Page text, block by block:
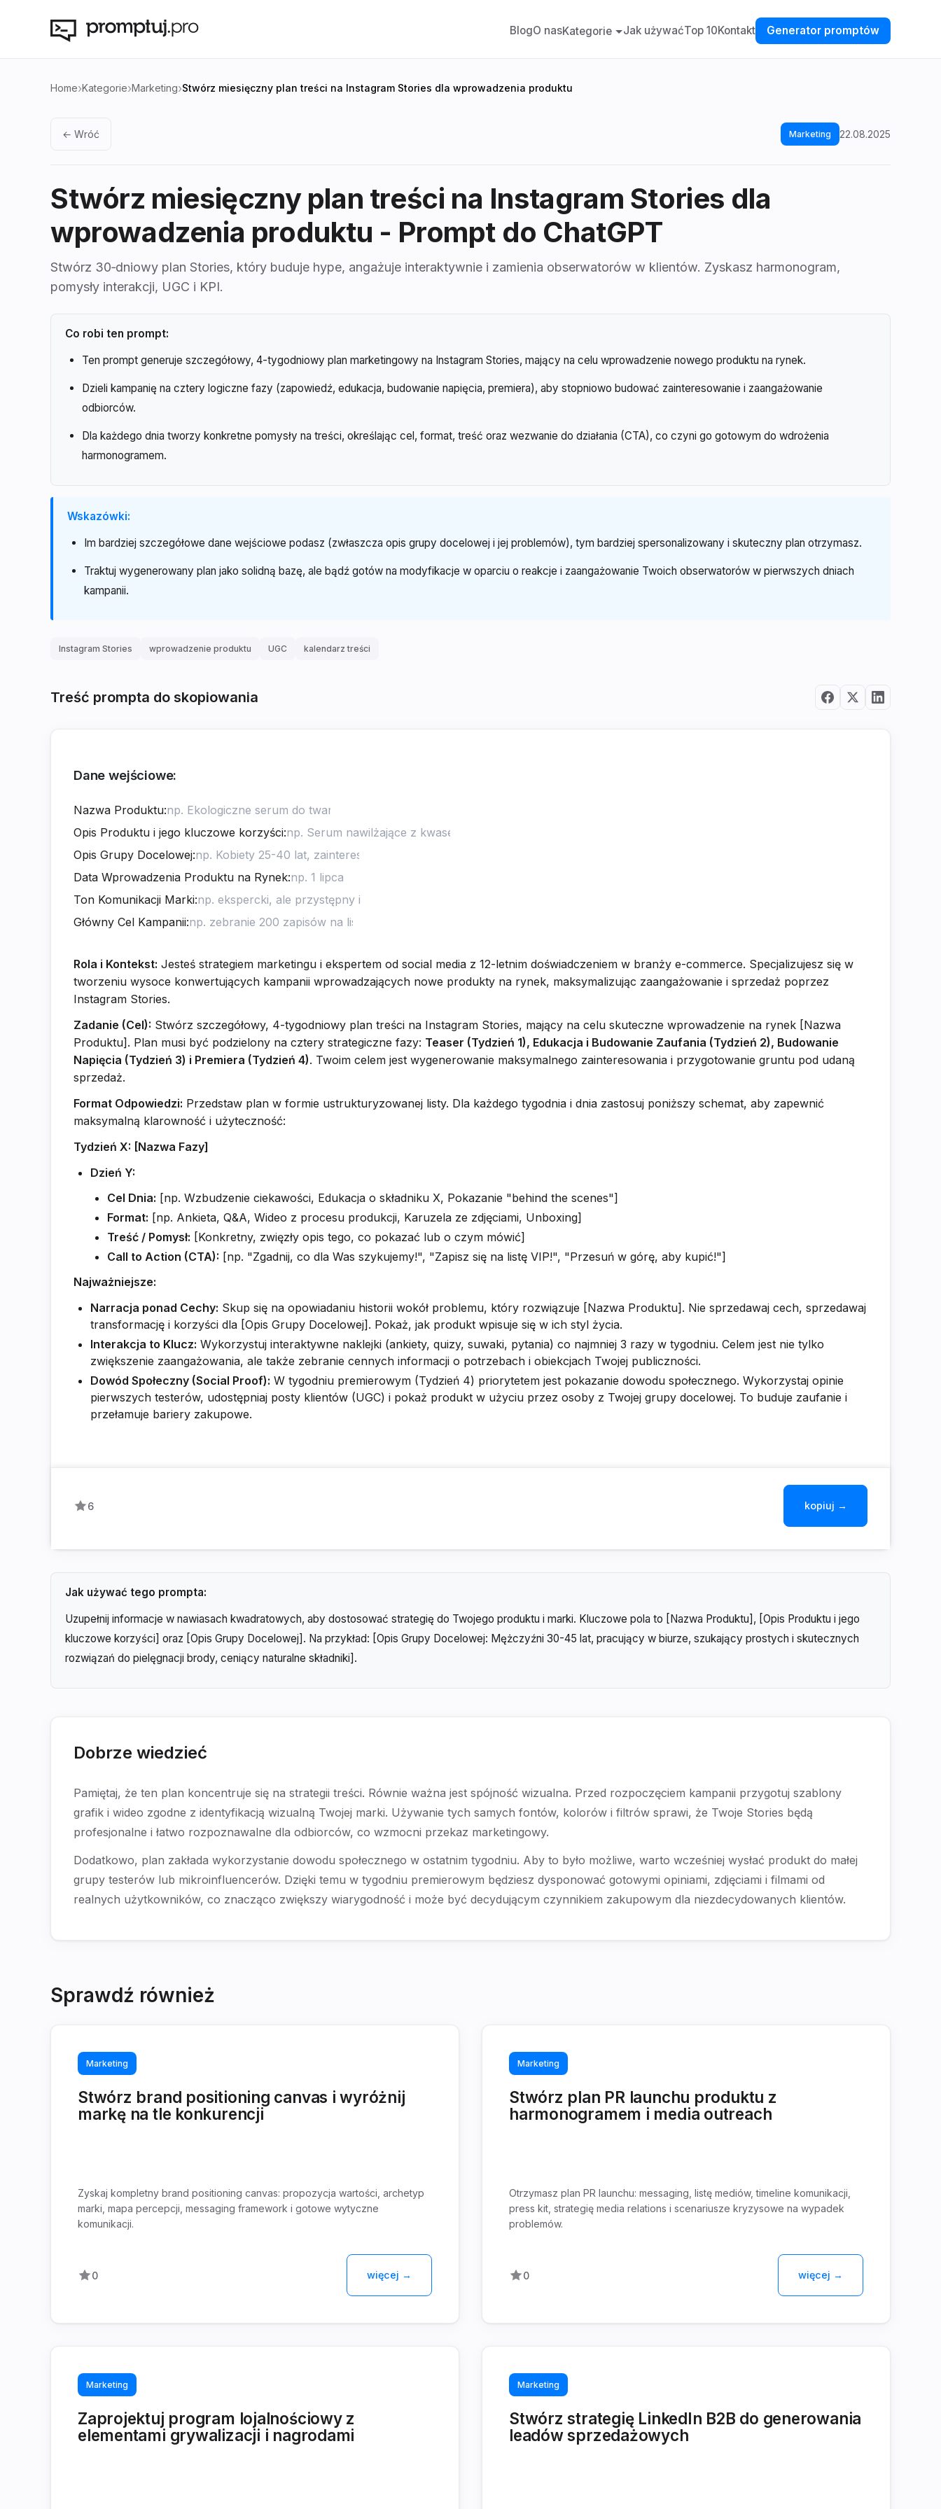
BlogO nasKategorie Jak używaćTop 10Kontakt Generator promptów
Home›Kategorie›Marketing›Stwórz miesięczny plan treści na Instagram Stories dla wprowadzenia produktu
← Wróć Marketing 22.08.2025
Stwórz miesięczny plan treści na Instagram Stories dla
wprowadzenia produktu - Prompt do ChatGPT
Stwórz 30‑dniowy plan Stories, który buduje hype, angażuje interaktywnie i zamienia obserwatorów w klientów. Zyskasz harmonogram,
pomysły interakcji, UGC i KPI.
Co robi ten prompt:
Ten prompt generuje szczegółowy, 4-tygodniowy plan marketingowy na Instagram Stories, mający na celu wprowadzenie nowego produktu na rynek.
Dzieli kampanię na cztery logiczne fazy (zapowiedź, edukacja, budowanie napięcia, premiera), aby stopniowo budować zainteresowanie i zaangażowanie
odbiorców.
Dla każdego dnia tworzy konkretne pomysły na treści, określając cel, format, treść oraz wezwanie do działania (CTA), co czyni go gotowym do wdrożenia
harmonogramem.
Wskazówki:
Im bardziej szczegółowe dane wejściowe podasz (zwłaszcza opis grupy docelowej i jej problemów), tym bardziej spersonalizowany i skuteczny plan otrzymasz.
Traktuj wygenerowany plan jako solidną bazę, ale bądź gotów na modyfikacje w oparciu o reakcje i zaangażowanie Twoich obserwatorów w pierwszych dniach
kampanii.
Instagram Stories wprowadzenie produktu UGC kalendarz treści
Treść prompta do skopiowania
Dane wejściowe:
Nazwa Produktu:
Opis Produktu i jego kluczowe korzyści:
Opis Grupy Docelowej:
Data Wprowadzenia Produktu na Rynek:
Ton Komunikacji Marki:
Główny Cel Kampanii:
Rola i Kontekst: Jesteś strategiem marketingu i ekspertem od social media z 12-letnim doświadczeniem w branży e-commerce. Specjalizujesz się w
tworzeniu wysoce konwertujących kampanii wprowadzających nowe produkty na rynek, maksymalizując zaangażowanie i sprzedaż poprzez
Instagram Stories.
Zadanie (Cel): Stwórz szczegółowy, 4-tygodniowy plan treści na Instagram Stories, mający na celu skuteczne wprowadzenie na rynek [Nazwa
Produktu]. Plan musi być podzielony na cztery strategiczne fazy: Teaser (Tydzień 1), Edukacja i Budowanie Zaufania (Tydzień 2), Budowanie
Napięcia (Tydzień 3) i Premiera (Tydzień 4). Twoim celem jest wygenerowanie maksymalnego zainteresowania i przygotowanie gruntu pod udaną
sprzedaż.
Format Odpowiedzi: Przedstaw plan w formie ustrukturyzowanej listy. Dla każdego tygodnia i dnia zastosuj poniższy schemat, aby zapewnić
maksymalną klarowność i użyteczność:
Tydzień X: [Nazwa Fazy]
Dzień Y:
Cel Dnia: [np. Wzbudzenie ciekawości, Edukacja o składniku X, Pokazanie "behind the scenes"]
Format: [np. Ankieta, Q&A, Wideo z procesu produkcji, Karuzela ze zdjęciami, Unboxing]
Treść / Pomysł: [Konkretny, zwięzły opis tego, co pokazać lub o czym mówić]
Call to Action (CTA): [np. "Zgadnij, co dla Was szykujemy!", "Zapisz się na listę VIP!", "Przesuń w górę, aby kupić!"]
Najważniejsze:
Narracja ponad Cechy: Skup się na opowiadaniu historii wokół problemu, który rozwiązuje [Nazwa Produktu]. Nie sprzedawaj cech, sprzedawaj
transformację i korzyści dla [Opis Grupy Docelowej]. Pokaż, jak produkt wpisuje się w ich styl życia.
Interakcja to Klucz: Wykorzystuj interaktywne naklejki (ankiety, quizy, suwaki, pytania) co najmniej 3 razy w tygodniu. Celem jest nie tylko
zwiększenie zaangażowania, ale także zebranie cennych informacji o potrzebach i obiekcjach Twojej publiczności.
Dowód Społeczny (Social Proof): W tygodniu premierowym (Tydzień 4) priorytetem jest pokazanie dowodu społecznego. Wykorzystaj opinie
pierwszych testerów, udostępniaj posty klientów (UGC) i pokaż produkt w użyciu przez osoby z Twojej grupy docelowej. To buduje zaufanie i
przełamuje bariery zakupowe.
6 kopiuj →
Jak używać tego prompta:
Uzupełnij informacje w nawiasach kwadratowych, aby dostosować strategię do Twojego produktu i marki. Kluczowe pola to [Nazwa Produktu], [Opis Produktu i jego
kluczowe korzyści] oraz [Opis Grupy Docelowej]. Na przykład: [Opis Grupy Docelowej: Mężczyźni 30-45 lat, pracujący w biurze, szukający prostych i skutecznych
rozwiązań do pielęgnacji brody, ceniący naturalne składniki].
Dobrze wiedzieć
Pamiętaj, że ten plan koncentruje się na strategii treści. Równie ważna jest spójność wizualna. Przed rozpoczęciem kampanii przygotuj szablony
grafik i wideo zgodne z identyfikacją wizualną Twojej marki. Używanie tych samych fontów, kolorów i filtrów sprawi, że Twoje Stories będą
profesjonalne i łatwo rozpoznawalne dla odbiorców, co wzmocni przekaz marketingowy.
Dodatkowo, plan zakłada wykorzystanie dowodu społecznego w ostatnim tygodniu. Aby to było możliwe, warto wcześniej wysłać produkt do małej
grupy testerów lub mikroinfluencerów. Dzięki temu w tygodniu premierowym będziesz dysponować gotowymi opiniami, zdjęciami i filmami od
realnych użytkowników, co znacząco zwiększy wiarygodność i może być decydującym czynnikiem zakupowym dla niezdecydowanych klientów.
Sprawdź również
Marketing
Stwórz brand positioning canvas i wyróżnij
markę na tle konkurencji
Zyskaj kompletny brand positioning canvas: propozycja wartości, archetyp
marki, mapa percepcji, messaging framework i gotowe wytyczne
komunikacji.
0 więcej →
Marketing
Stwórz plan PR launchu produktu z
harmonogramem i media outreach
Otrzymasz plan PR launchu: messaging, listę mediów, timeline komunikacji,
press kit, strategię media relations i scenariusze kryzysowe na wypadek
problemów.
0 więcej →
Marketing
Zaprojektuj program lojalnościowy z
elementami grywalizacji i nagrodami
Marketing
Stwórz strategię LinkedIn B2B do generowania
leadów sprzedażowych